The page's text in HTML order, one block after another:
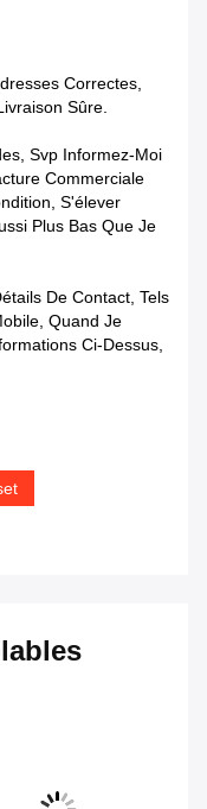
Correctes,
Sûre.
Svp Informez-Moi
Commerciale
S'élever
Plus Bas Que Je
De Contact, Tels
Quand Je
Ci-Dessus,